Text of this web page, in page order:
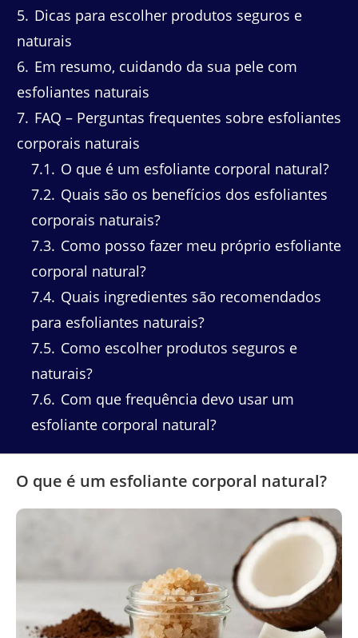
5 Dicas para escolher produtos seguros e
naturais
6 Em resumo, cuidando da sua pele com
esfoliantes naturais
7 FAQ – Perguntas frequentes sobre esfoliantes
corporais naturais
7.1
O que é um esfoliante corporal natural?
7.2 Quais são os benefícios dos esfoliantes
corporais naturais?
7.3 Como posso fazer meu próprio esfoliante
corporal natural?
7.4 Quais ingredientes são recomendados
para esfoliantes naturais?
7.5 Como escolher produtos seguros e
naturais?
7.6 Com que frequência devo usar um
esfoliante corporal natural?
O que é um esfoliante corporal natural?